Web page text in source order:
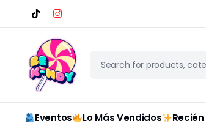
Eventos Lo Más Vendidos